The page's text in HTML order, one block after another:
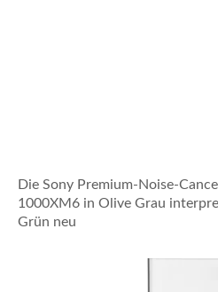
Die Sony Premium-Noise-
1000XM6 in Olive Grau
Grün neu